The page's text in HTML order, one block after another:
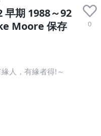
早期 1988～92
Moore 保存
0
人，有緣者得!～